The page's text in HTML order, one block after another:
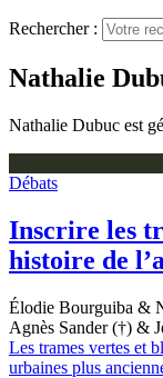
Rechercher :
Nathalie
Nathalie Dubuc est
Débats
Inscrire les
histoire de
Élodie Bourguiba &
Agnès Sander (†) &
Les trames vertes et
urbaines plus